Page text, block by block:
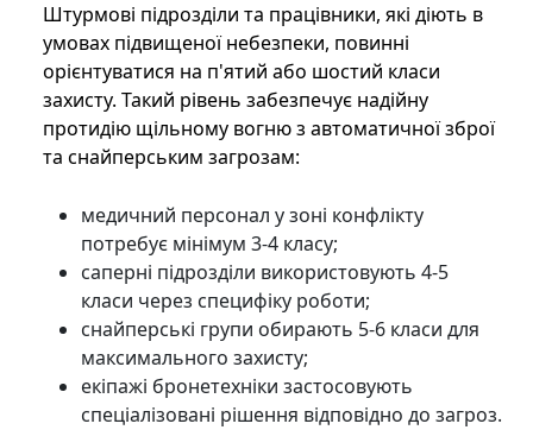
Штурмові підрозділи та працівники, які діють в
умовах підвищеної небезпеки, повинні
орієнтуватися на п'ятий або шостий класи
захисту. Такий рівень забезпечує надійну
протидію щільному вогню з автоматичної зброї
та снайперським загрозам:
медичний персонал у зоні конфлікту
потребує мінімум 3-4 класу;
саперні підрозділи використовують 4-5
класи через специфіку роботи;
снайперські групи обирають 5-6 класи для
максимального захисту;
екіпажі бронетехніки застосовують
спеціалізовані рішення відповідно до загроз.